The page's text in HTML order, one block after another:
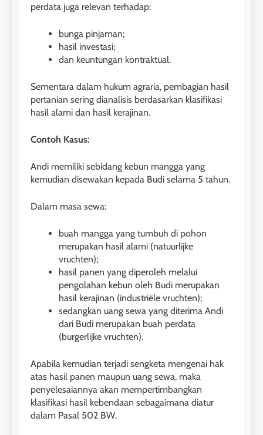
perdata juga relevan terhadap:
bunga pinjaman;
hasil investasi;
dan keuntungan kontraktual.
Sementara dalam hukum agraria, pembagian hasil
pertanian sering dianalisis berdasarkan klasifikasi
hasil alami dan hasil kerajinan.
Contoh Kasus:
Andi memiliki sebidang kebun mangga yang
kemudian disewakan kepada Budi selama 5 tahun.
Dalam masa sewa:
buah mangga yang tumbuh di pohon
merupakan hasil alami (natuurlijke
vruchten);
hasil panen yang diperoleh melalui
pengolahan kebun oleh Budi merupakan
hasil kerajinan (industriële vruchten);
sedangkan uang sewa yang diterima Andi
dari Budi merupakan buah perdata
(burgerlijke vruchten).
Apabila kemudian terjadi sengketa mengenai hak
atas hasil panen maupun uang sewa, maka
penyelesaiannya akan mempertimbangkan
klasifikasi hasil kebendaan sebagaimana diatur
dalam Pasal 502 BW.